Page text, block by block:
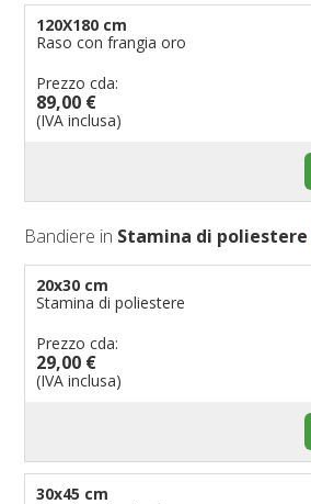
120X180 cm
Raso con frangia oro
Prezzo cda:
89,00 €
(IVA inclusa)
Bandiere in Stamina di poliestere
20x30 cm
Stamina di poliestere
Prezzo cda:
29,00 €
(IVA inclusa)
30x45 cm